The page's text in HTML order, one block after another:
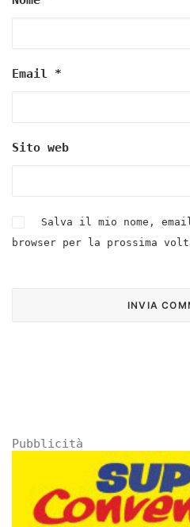
Email *
Sito web
Salva il mio nome,
browser per la prossima
Pubblicità